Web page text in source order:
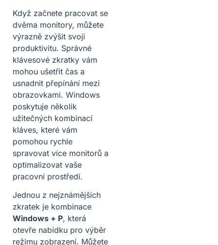
Když začnete pracovat se
dvěma monitory, můžete
výrazně zvýšit svoji
produktivitu. Správné
klávesové zkratky vám
mohou ušetřit čas a
usnadnit přepínání mezi
obrazovkami. Windows
poskytuje několik
užitečných kombinací
kláves, které vám
pomohou rychle
spravovat více monitorů a
optimalizovat vaše
pracovní prostředí.
Jednou z nejznámějších
zkratek je kombinace
Windows + P, která
otevře nabídku pro výběr
režimu zobrazení. Můžete